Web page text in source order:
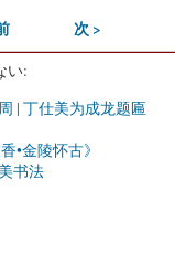
次 >
い:
| 丁仕美为成龙题匾
•金陵怀古》
书法